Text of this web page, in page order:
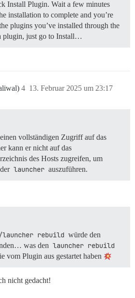
Install Plugin. Wait a few minutes
installation to complete and you’re
plugins you’ve installed through the
plugin, just go to Install…
13. Februar 2025 um 23:17
4
vollständigen Zugriff auf das
kann er nicht auf das
des Hosts zugreifen, um
launcher auszuführen.
rebuild würde den
was den launcher rebuild
vom Plugin aus gestartet haben
nicht gedacht!